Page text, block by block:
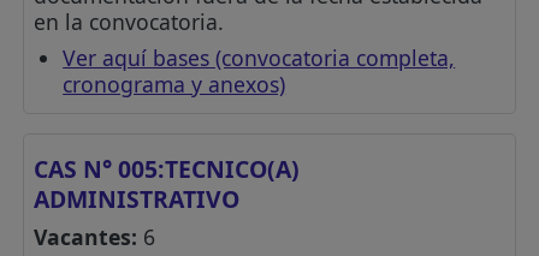
en la convocatoria.
Ver aquí bases (convocatoria completa,
cronograma y anexos)
CAS N° 005:TECNICO(A)
ADMINISTRATIVO
Vacantes: 6